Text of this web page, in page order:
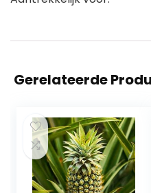
Gerelateerde